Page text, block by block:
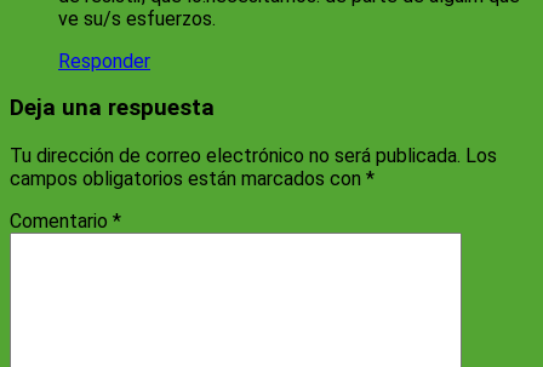
ve su/s esfuerzos.
Responder
Deja una respuesta
Tu dirección de correo electrónico no será publicada. Los
campos obligatorios están marcados con *
Comentario *